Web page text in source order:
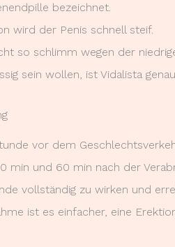
bezeichnet.
wird der Penis schnell steif.
so schlimm wegen der
sein wollen, ist Vidalista
vor dem
min und 60 min nach der
vollständig zu wirken und
ist es einfacher, eine